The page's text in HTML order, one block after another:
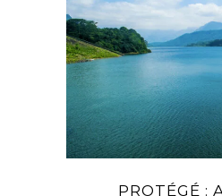
PROTÉGÉ :